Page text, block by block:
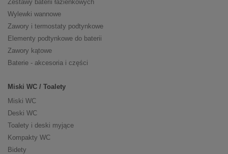
Zestawy baterii łazienkowych
Wylewki wannowe
Zawory i termostaty podtynkowe
Elementy podtynkowe do baterii
Zawory kątowe
Baterie - akcesoria i części
Miski WC / Toalety
Miski WC
Deski WC
Toalety i deski myjące
Kompakty WC
Bidety